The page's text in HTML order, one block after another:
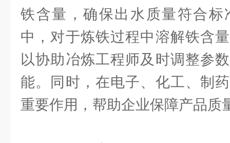
铁含量，确保出水质量符合标
中，对于炼铁过程中溶解铁含
以协助冶炼工程师及时调整参
能。同时，在电子、化工、制
重要作用，帮助企业保障产品质